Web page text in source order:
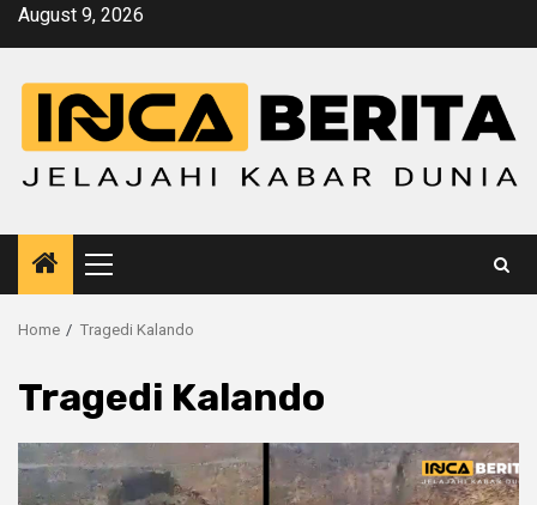
SkipAugust 9, 2026
Primary
Menu
Home Tragedi Kalando
Tragedi Kalando